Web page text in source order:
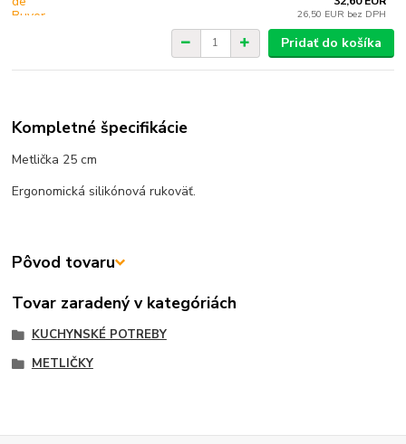
26,50 EUR bez DPH
Pridať do košíka
Kompletné špecifikácie
Metlička 25 cm
Ergonomická silikónová rukoväť.
Pôvod tovaru
Tovar zaradený v kategóriách
KUCHYNSKÉ POTREBY
METLIČKY